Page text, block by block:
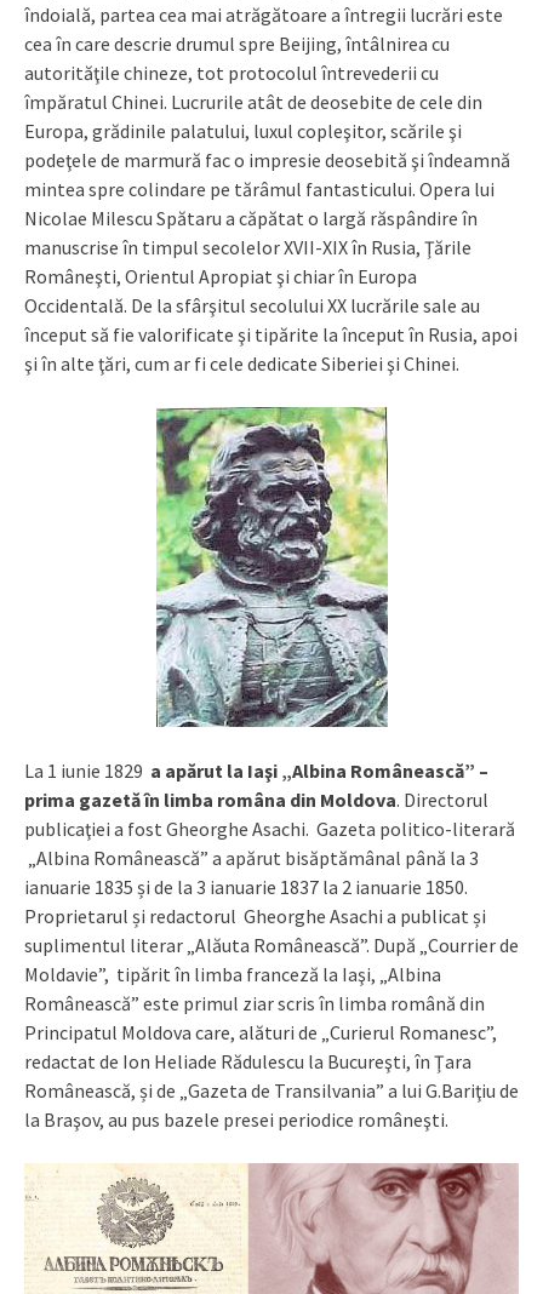
îndoială, partea cea mai atrăgătoare a întregii lucrări este
cea în care descrie drumul spre Beijing, întâlnirea cu
autorităţile chineze, tot protocolul întrevederii cu
împăratul Chinei. Lucrurile atât de deosebite de cele din
Europa, grădinile palatului, luxul copleşitor, scările şi
podeţele de marmură fac o impresie deosebită şi îndeamnă
mintea spre colindare pe tărâmul fantasticului. Opera lui
Nicolae Milescu Spătaru a căpătat o largă răspândire în
manuscrise în timpul secolelor XVII-XIX în Rusia, Ţările
Româneşti, Orientul Apropiat şi chiar în Europa
Occidentală. De la sfârşitul secolului XX lucrările sale au
început să fie valorificate şi tipărite la început în Rusia, apoi
şi în alte ţări, cum ar fi cele dedicate Siberiei şi Chinei.
La 1 iunie 1829 a apărut la Iaşi „Albina Românească” –
prima gazetă în limba româna din Moldova. Directorul
publicaţiei a fost Gheorghe Asachi. Gazeta politico-literară
„Albina Românească” a apărut bisăptămânal până la 3
ianuarie 1835 și de la 3 ianuarie 1837 la 2 ianuarie 1850.
Proprietarul și redactorul Gheorghe Asachi a publicat și
suplimentul literar „Alăuta Românească”. După „Courrier de
Moldavie”, tipărit în limba franceză la Iaşi, „Albina
Românească” este primul ziar scris în limba română din
Principatul Moldova care, alături de „Curierul Romanesc”,
redactat de Ion Heliade Rădulescu la Bucureşti, în Ţara
Românească, și de „Gazeta de Transilvania” a lui G.Bariţiu de
la Braşov, au pus bazele presei periodice româneşti.